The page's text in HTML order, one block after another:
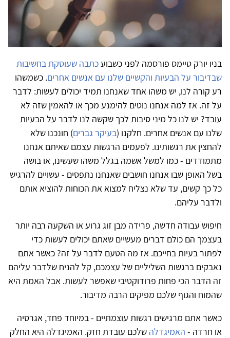
בניו יורק טיימס פורסמה לפני כשבועכתבה שעוסקת בחשיבות
שבדיבור על הבעיות והקשיים שלנו עם אנשים אחרים. כשמשהו
רע קורה לנו, יש משהו אחד שאנחנו תמיד יכולים לעשות: לדבר
על זה. אז למה אנחנו נוטים להימנע מכך או להאמין שזה לא
עובד? יש לנו כל מיני סיבות לכך שקשה לנו לדבר על הבעיות
שלנו עם אנשים אחרים. חלקנו (בעיקר גברים) חונכנו שלא
להחצין את רגשותינו. לפעמים הרגשות עצמם שאיתם אנחנו
מתמודדים - כמו למשל אשמה בגלל משהו שעשינו, או בושה
בשל האופן שבו אנחנו חושבים שאנחנו נתפסים - עשויים להרגיש
כל כך קשים, עד שלא נצליח למצוא את הכוחות להוציא אותם
ולדבר עליהם.
חיפוש עבודה חדשה, פרידה מבן זוג גרוע או השקעה רבה יותר
בעצמך הם כולם דברים מעשיים שאתם יכולים לעשות כדי
לפתור בעיות בחייכם. אז מה הטעם לדבר על זה? כאשר אתם
נאבקים ברגשות השליליים של עצמכם, קל להניח שלדבר עליהם
זה הדבר הכי פחות פרודוקטיבי שאפשר לעשות. אבל האמת היא
שהמוח והגוף שלכם מפיקים הרבה מדיבור.
כאשר אתם מרגישים רגשות עוצמתיים - במיוחד פחד, אגרסיה
או חרדה - האמיגדלה שלכם עובדת חזק. האמיגדלה היא החלק